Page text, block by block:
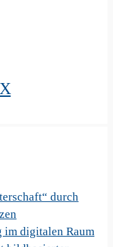
durch
im digitalen Raum